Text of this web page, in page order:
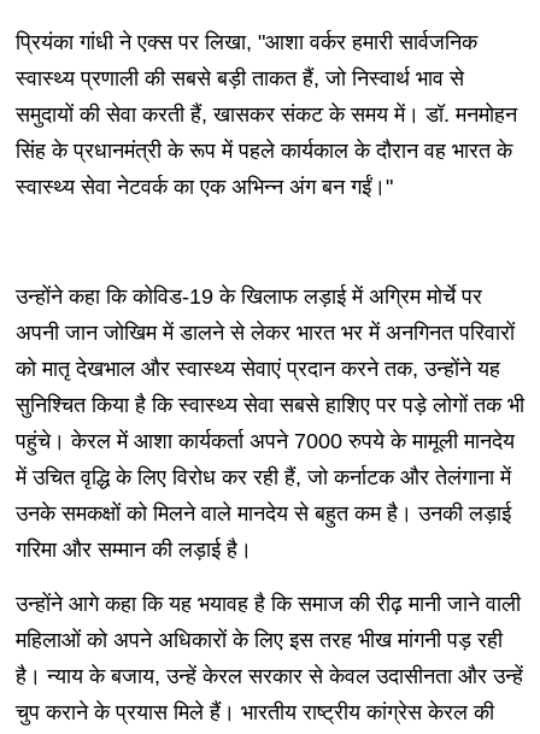
प्रियंका गांधी ने एक्स पर लिखा, "आशा वर्कर हमारी सार्वजनिक
स्वास्थ्य प्रणाली की सबसे बड़ी ताकत हैं, जो निस्वार्थ भाव से
समुदायों की सेवा करती हैं, खासकर संकट के समय में। डॉ. मनमोहन
सिंह के प्रधानमंत्री के रूप में पहले कार्यकाल के दौरान वह भारत के
स्वास्थ्य सेवा नेटवर्क का एक अभिन्न अंग बन गईं।"
उन्होंने कहा कि कोविड-19 के खिलाफ लड़ाई में अग्रिम मोर्चे पर
अपनी जान जोखिम में डालने से लेकर भारत भर में अनगिनत परिवारों
को मातृ देखभाल और स्वास्थ्य सेवाएं प्रदान करने तक, उन्होंने यह
सुनिश्चित किया है कि स्वास्थ्य सेवा सबसे हाशिए पर पड़े लोगों तक भी
पहुंचे। केरल में आशा कार्यकर्ता अपने 7000 रुपये के मामूली मानदेय
में उचित वृद्धि के लिए विरोध कर रही हैं, जो कर्नाटक और तेलंगाना में
उनके समकक्षों को मिलने वाले मानदेय से बहुत कम है। उनकी लड़ाई
गरिमा और सम्मान की लड़ाई है।
उन्होंने आगे कहा कि यह भयावह है कि समाज की रीढ़ मानी जाने वाली
महिलाओं को अपने अधिकारों के लिए इस तरह भीख मांगनी पड़ रही
है। न्याय के बजाय, उन्हें केरल सरकार से केवल उदासीनता और उन्हें
चुप कराने के प्रयास मिले हैं। भारतीय राष्ट्रीय कांग्रेस केरल की